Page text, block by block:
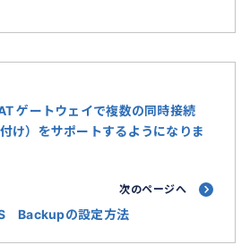
ゲートウェイで複数の同時接続
け）をサポートするようになりま
次のページへ
Backupの設定方法